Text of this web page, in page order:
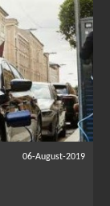
06-August-2019